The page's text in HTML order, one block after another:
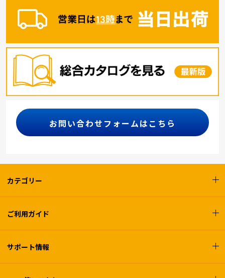
お問い合わせフォームはこちら
カテゴリー
ご利用ガイド
サポート情報